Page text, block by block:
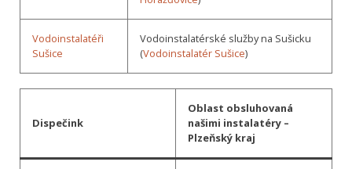
Vodoinstalatéři
Sušice
Vodoinstalatérské služby na Sušicku
(Vodoinstalatér Sušice)
Dispečink
Oblast obsluhovaná
našimi instalatéry –
Plzeňský kraj